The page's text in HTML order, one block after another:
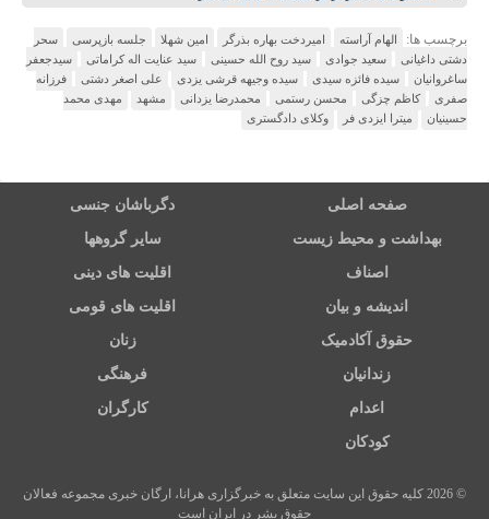
برچسب ها: الهام آراسته امیردخت بهاره بذرگر امین شهلا جلسه بازپرسی
سحر
دشتی داغیانی
سعید جوادی سید روح الله حسینی سید عنایت اله کراماتی
سیدجعفر
ساغروانیان
سیده فائزه سیدی سیده وجیهه قرشی یزدی علی اصغر دشتی
فرزانه
صفری
کاظم چزگی محسن رستمی محمدرضا یزدانی مشهد
مهدی محمد
حسینیان
میترا ایزدی فر وکلای دادگستری
صفحه اصلی دگرباشان جنسی
بهداشت و محیط زیست سایر گروهها
اصناف اقلیت های دینی
اندیشه و بیان اقلیت های قومی
حقوق آکادمیک زنان
زندانیان فرهنگی
اعدام کارگران
کودکان
© 2026 کلیه حقوق این سایت متعلق به خبرگزاری هرانا، ارگان خبری مجموعه فعالان
حقوق بشر در ایران است